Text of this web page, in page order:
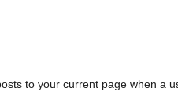
to your current page when a